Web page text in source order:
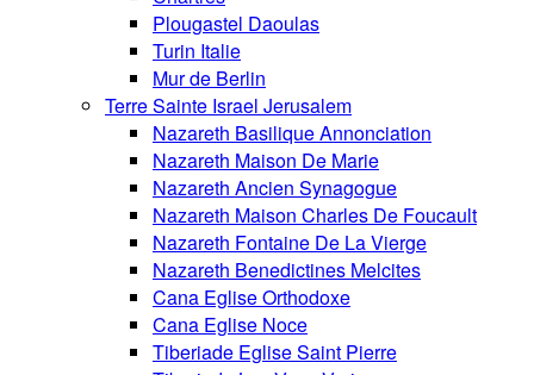
Plougastel Daoulas
Turin Italie
Mur de Berlin
Terre Sainte Israel Jerusalem
Nazareth Basilique Annonciation
Nazareth Maison De Marie
Nazareth Ancien Synagogue
Nazareth Maison Charles De Foucault
Nazareth Fontaine De La Vierge
Nazareth Benedictines Melcites
Cana Eglise Orthodoxe
Cana Eglise Noce
Tiberiade Eglise Saint Pierre